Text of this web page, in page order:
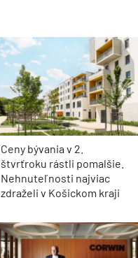
Ceny bývania v 2.
štvrťroku rástli pomalšie.
Nehnuteľnosti najviac
zdraželi v Košickom kraji